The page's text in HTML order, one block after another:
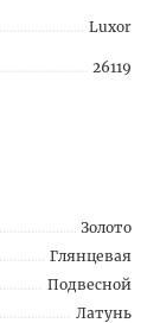
Luxor
26119
Золото
Глянцевая
Подвесной
Латунь